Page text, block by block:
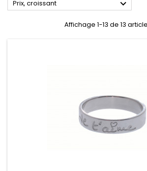
Prix, croissant 
Affichage 1-13 de 13